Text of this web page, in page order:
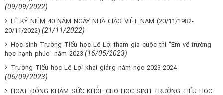
(09/09/2022)
LỄ KỶ NIỆM 40 NĂM NGÀY NHÀ GIÁO VIỆT NAM (20/11/1982-
20/11/2022) (21/11/2022)
Học sinh Trường Tiểu học Lê Lợi tham gia cuộc thi "Em vẽ trường
học hạnh phúc" năm 2023 (16/05/2023)
Trường Tiểu học Lê Lợi khai giảng năm học 2023-2024
(06/09/2023)
HOẠT ĐỘNG KHÁM SỨC KHỎE CHO HỌC SINH TRƯỜNG TIỂU HỌC